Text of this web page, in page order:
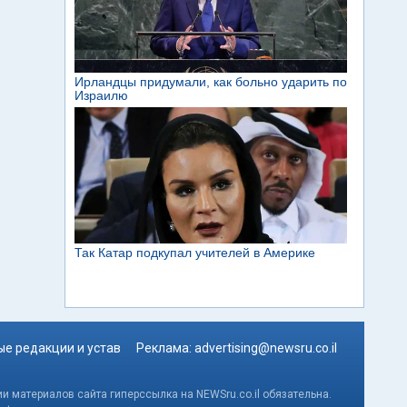
редакции и устав Реклама: advertising@newsru.co.il
сайта гиперссылка на NEWSru.co.il обязательна.